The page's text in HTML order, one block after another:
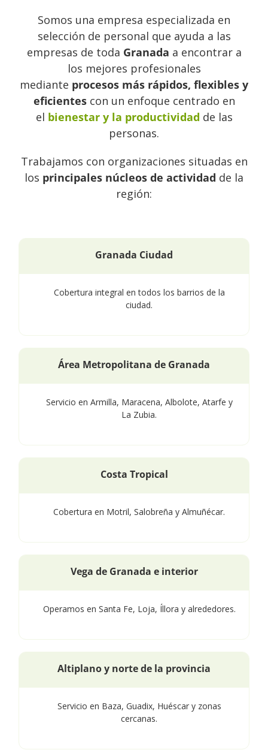
Somos una empresa especializada en
selección de personal que ayuda a las
empresas de toda Granada a encontrar a
los mejores profesionales
mediante procesos más rápidos, flexibles y
eficientescon un enfoque centrado en
el bienestar y la productividad de las
personas.
Trabajamos con organizaciones situadas en
los principales núcleos de actividad de la
región:
Granada Ciudad
Cobertura integral en todos los barrios de la
ciudad.
Área Metropolitana de Granada
Servicio en Armilla, Maracena, Albolote, Atarfe y
La Zubia.
Costa Tropical
Cobertura en Motril, Salobreña y Almuñécar.
Vega de Granada e interior
Operamos en Santa Fe, Loja, Íllora y alrededores.
Altiplano y norte de la provincia
Servicio en Baza, Guadix, Huéscar y zonas
cercanas.